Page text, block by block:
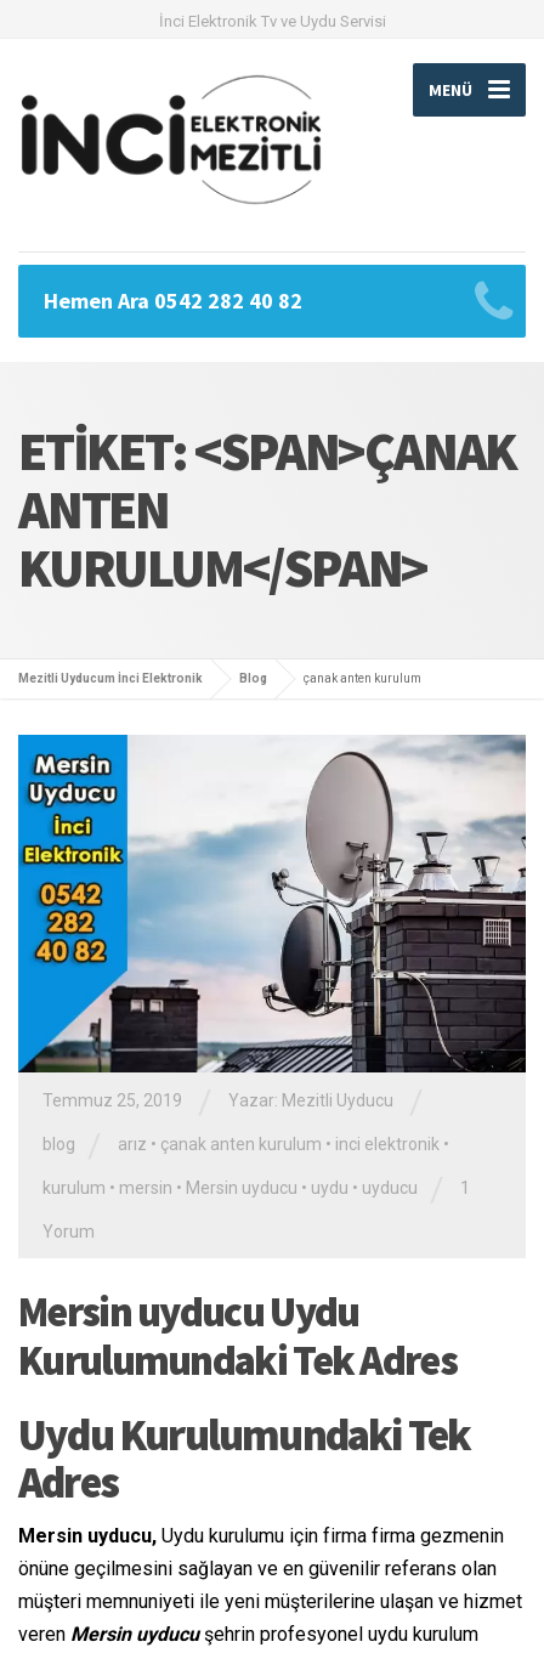
İnci Elektronik Tv ve Uydu Servisi
MENÜ
Hemen Ara 0542 282 40 82
ETIKET: <SPAN>ÇANAK
ANTEN
KURULUM</SPAN>
Mezitli Uyducum İnci Elektronik Blog çanak anten kurulum
Temmuz 25, 2019 Yazar: Mezitli Uyducu
blog arız • çanak anten kurulum • inci elektronik •
kurulum • mersin • Mersin uyducu • uydu • uyducu 1
Yorum
Mersin uyducu Uydu
Kurulumundaki Tek Adres
Uydu Kurulumundaki Tek
Adres
Mersin uyducu, Uydu kurulumu için firma firma gezmenin
önüne geçilmesini sağlayan ve en güvenilir referans olan
müşteri memnuniyeti ile yeni müşterilerine ulaşan ve hizmet
veren Mersin uyducuşehrin profesyonel uydu kurulum